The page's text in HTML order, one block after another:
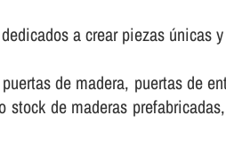
a crear piezas
de madera, puertas de
de maderas